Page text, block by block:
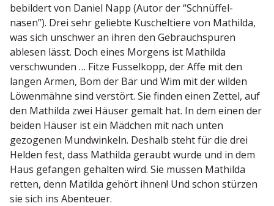
bebildert von Daniel Napp (Autor der “Schnüf­fel­
nasen”). Drei sehr geliebte Kuschel­tiere von Mathilda,
was sich unschwer an ihren den Gebrauch­spuren
ablesen lässt. Doch eines Morgens ist Mathilda
verschwunden … Fitze Fusselkopp, der Affe mit den
langen Armen, Bom der Bär und Wim mit der wilden
Löwen­mähne sind verstört. Sie finden einen Zettel, auf
den Mathilda zwei Häuser gemalt hat. In dem einen der
beiden Häuser ist ein Mädchen mit nach unten
gezogenen Mundwinkeln. Deshalb steht für die drei
Helden fest, dass Mathilda geraubt wurde und in dem
Haus gefangen gehalten wird. Sie müssen Mathilda
retten, denn Matilda gehört ihnen! Und schon stürzen
sie sich ins Abenteuer.